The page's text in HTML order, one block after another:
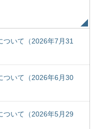
ついて（2026年7月31
ついて（2026年6月30
ついて（2026年5月29